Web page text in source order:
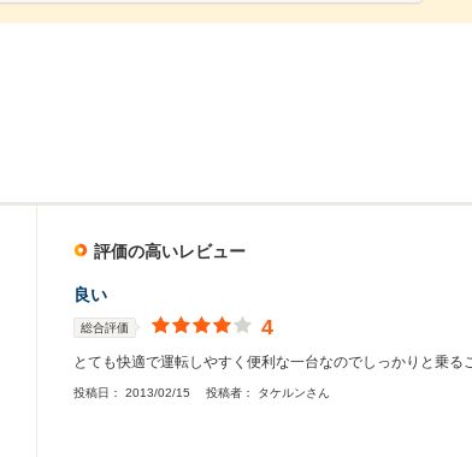
評価の高いレビュー
良い
総合評価 4
とても快適で運転しやすく便利な一台なのでしっかりと乗る
投稿日： 2013/02/15 投稿者： タケルンさん